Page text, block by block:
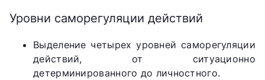
Уровни саморегуляции действий
Выделение четырех уровней саморегуляции
действий, от ситуационно
детерминированного до личностного.